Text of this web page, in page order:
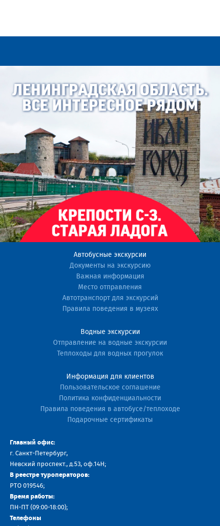
Автобусные экскурсии
Документы на экскурсию
Важная информация
Место отправления
Автотранспорт для экскурсий
Правила поведения в музеях
Водные экскурсии
Отправление на водные экскурсии
Теплоходы для водных прогулок
Информация для клиентов
Пользовательское соглашение
Политика конфиденциальности
Правила поведения в автобусе/теплоходе
Подарочные сертификаты
Главный офис:
г. Санкт-Петербург,
Невский проспект., д.53, оф.14H;
В реестре туроператоров:
РТО 019546;
Время работы:
ПН-ПТ (09:00-18:00);
Телефоны